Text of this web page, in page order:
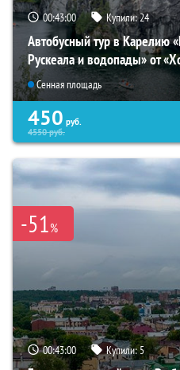
00:42:59 Купили:24
Автобусный тур в Карелию
Рускеала и водопады» от
Сенная площадь
450 руб.
4550руб.
-51%
00:42:59 Купили:5